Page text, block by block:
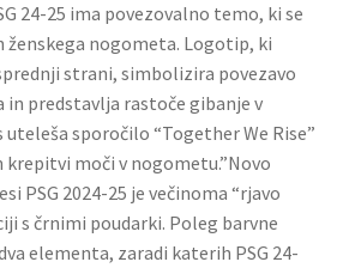
24-25 ima povezovalno temo, ki se
ženskega nogometa. Logotip, ki
strani, simbolizira povezavo
in predstavlja rastoče gibanje v
sporočilo “Together We Rise”
krepitvi moči v nogometu.”Novo
PSG 2024-25 je večinoma “rjavo
s črnimi poudarki. Poleg barvne
elementa, zaradi katerih PSG 24-